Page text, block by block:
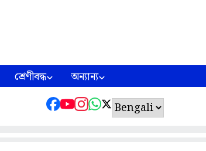
শ্রেণীবদ্ধ অন্যান্য